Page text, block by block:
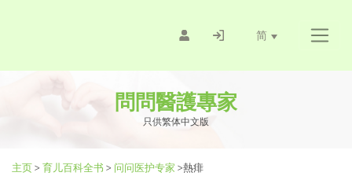
简
問問醫護專家
只供繁体中文版
主页> 育儿百科全书 > 问问医护专家 >熱痱